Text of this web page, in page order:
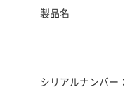
製品名
シリアルナンバー：